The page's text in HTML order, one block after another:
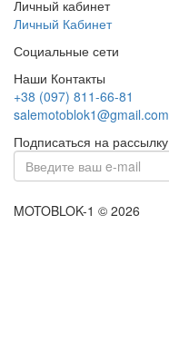
Личный кабинет
Личный Кабинет
Социальные сети
Наши Контакты
+38 (097) 811-66-81
salemotoblok1@gmail.com
Подписаться на рассылку
MOTOBLOK-1 © 2026